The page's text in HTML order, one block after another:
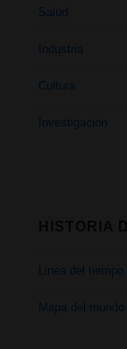
Salud
Industria
Cultura
Investigación
Linea del tiempo
Mapa del mundo